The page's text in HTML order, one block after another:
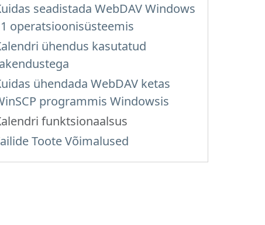
seadistada WebDAV Windows
operatsioonisüsteemis
ühendus kasutatud
ühendada WebDAV ketas
programmis Windowsis
funktsionaalsus
Toote Võimalused